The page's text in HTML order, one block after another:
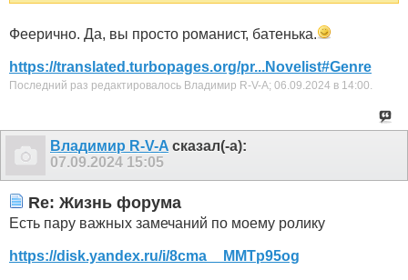
Феерично. Да, вы просто романист, батенька.
https://translated.turbopages.org/pr...Novelist#Genre
Последний раз редактировалось Владимир R-V-A; 06.09.2024 в 14:00
Владимир R-V-A сказал(-а):
07.09.2024 15:05
Re: Жизнь форума
Есть пару важных замечаний по моему ролику
https://disk.yandex.ru/i/8cma__MMTp95og